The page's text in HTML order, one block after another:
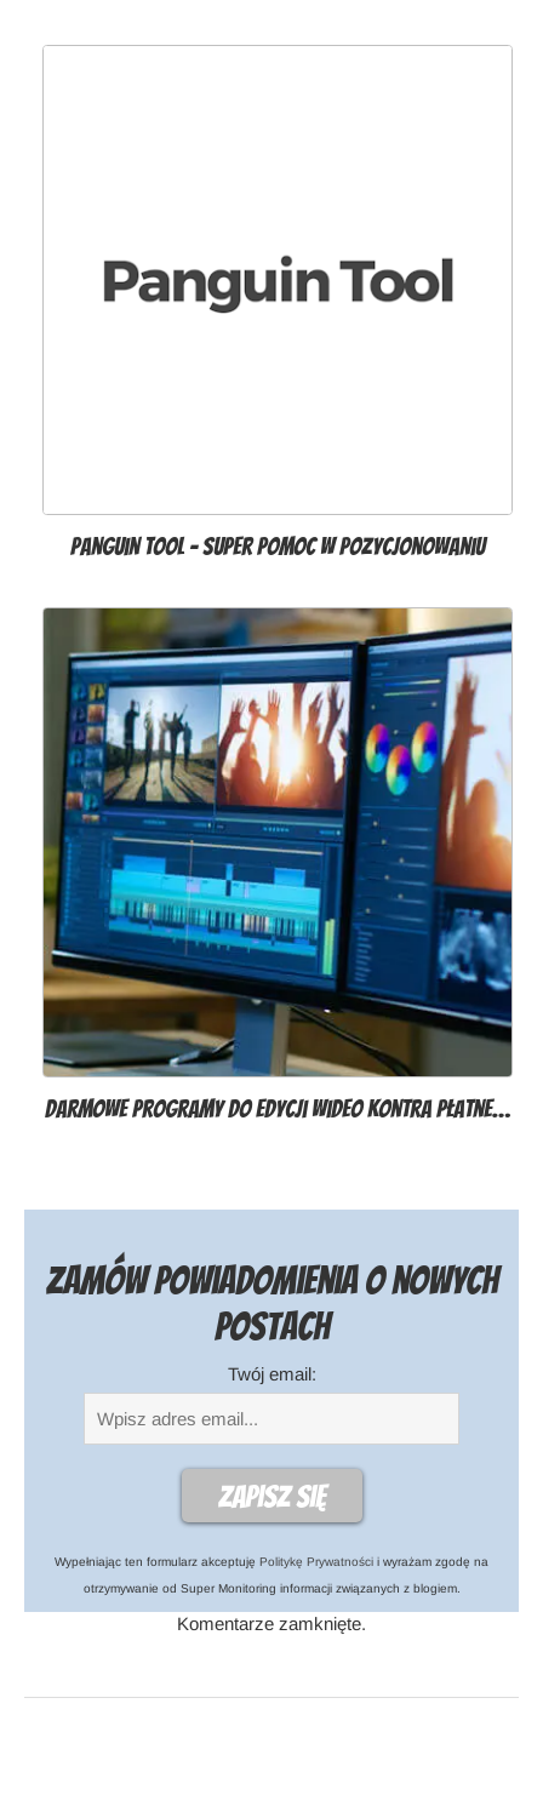
Panguin Tool – super pomoc w pozycjonowaniu
Darmowe programy do edycji wideo kontra płatne…
Zamów powiadomienia o nowych
postach
Twój email:
Wypełniając ten formularz akceptuję Politykę Prywatności i wyrażam zgodę na
otrzymywanie od Super Monitoring informacji związanych z blogiem.
Komentarze zamknięte.